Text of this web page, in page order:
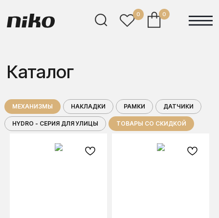
МЕХАНИЗМЫ НАКЛАДКИ РАМКИ ДАТЧИКИ
HYDRO - СЕРИЯ ДЛЯ УЛИЦЫ ТОВАРЫ СО СКИДКОЙ